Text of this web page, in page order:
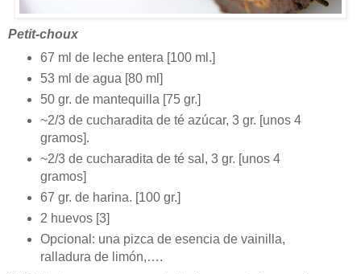
Petit-choux
67 ml de leche entera [100 ml.]
53 ml de agua [80 ml]
50 gr. de mantequilla [75 gr.]
~2/3 de cucharadita de té azúcar, 3 gr. [unos 4
gramos].
~2/3 de cucharadita de té sal, 3 gr. [unos 4
gramos]
67 gr. de harina. [100 gr.]
2 huevos [3]
Opcional: una pizca de esencia de vainilla,
ralladura de limón,….